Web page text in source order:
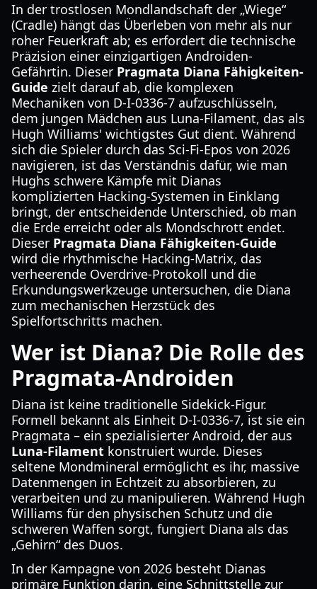
In der trostlosen Mondlandschaft der „Wiege“
(Cradle) hängt das Überleben von mehr als nur
roher Feuerkraft ab; es erfordert die technische
Präzision einer einzigartigen Androiden-
Gefährtin. Dieser Pragmata Diana Fähigkeiten-
Guide zielt darauf ab, die komplexen
Mechaniken von D-I-0336-7 aufzuschlüsseln,
dem jungen Mädchen aus Luna-Filament, das als
Hugh Williams' wichtigstes Gut dient. Während
sich die Spieler durch das Sci-Fi-Epos von 2026
navigieren, ist das Verständnis dafür, wie man
Hughs schwere Kämpfe mit Dianas
komplizierten Hacking-Systemen in Einklang
bringt, der entscheidende Unterschied, ob man
die Erde erreicht oder als Mondschrott endet.
Dieser Pragmata Diana Fähigkeiten-Guide
wird die rhythmische Hacking-Matrix, das
verheerende Overdrive-Protokoll und die
Erkundungswerkzeuge untersuchen, die Diana
zum mechanischen Herzstück des
Spielfortschritts machen.
Wer ist Diana? Die Rolle des
Pragmata-Androiden
Diana ist keine traditionelle Sidekick-Figur.
Formell bekannt als Einheit D-I-0336-7, ist sie ein
Pragmata – ein spezialisierter Android, der aus
Luna-Filament konstruiert wurde. Dieses
seltene Mondmineral ermöglicht es ihr, massive
Datenmengen in Echtzeit zu absorbieren, zu
verarbeiten und zu manipulieren. Während Hugh
Williams für den physischen Schutz und die
schweren Waffen sorgt, fungiert Diana als das
„Gehirn“ des Duos.
In der Kampagne von 2026 besteht Dianas
primäre Funktion darin, eine Schnittstelle zur